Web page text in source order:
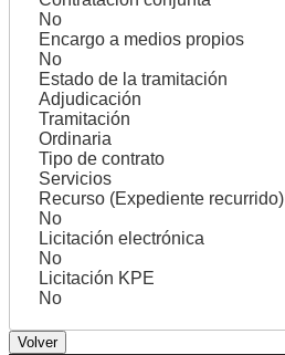
No
Encargo a medios propios
No
Estado de la tramitación
Adjudicación
Tramitación
Ordinaria
Tipo de contrato
Servicios
Recurso (Expediente recurrido)
No
Licitación electrónica
No
Licitación KPE
No